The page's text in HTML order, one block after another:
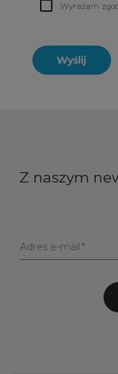
Wyrażam
Wyślij
Z naszym
Adres e-mail